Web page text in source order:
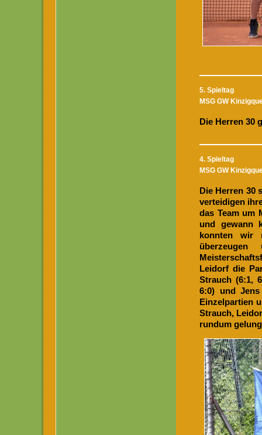
5. Spieltag
MSG GW
Die Herren 30
4. Spieltag
MSG GW
Die Herren 30
verteidigen
das Team um
und gewann
konnten wir
Leidorf die
Strauch (6:1,
6:0) und
Einzelpartien
Strauch,
rundum